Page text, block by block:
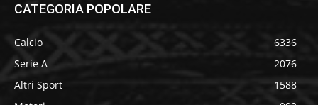
CATEGORIA POPOLARE
Calcio
6336
Serie A
2076
Altri Sport
1588